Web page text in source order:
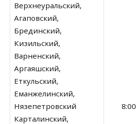
Верхнеуральский,
Агаповский,
Брединский,
Кизильский,
Варненский,
Аргаяшский,
Еткульский,
Еманжелинский,
Нязепетровский
Карталинский,
8:00